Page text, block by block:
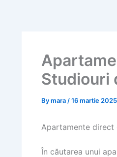
Studiouri
Bymara /16 martie 2025
Apartamente direct
În căutarea unui